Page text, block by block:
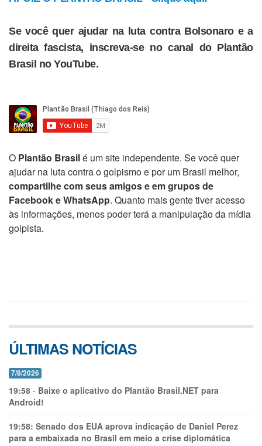
Se você quer ajudar na luta contra Bolsonaro e a
direita fascista, inscreva-se no canal do Plantão
Brasil no YouTube.
O Plantão Brasilé um site independente. Se você quer
ajudar na luta contra o golpismo e por um Brasil melhor,
compartilhe com seus amigos e em grupos de
Facebook e WhatsApp. Quanto mais gente tiver acesso
às informações, menos poder terá a manipulação da mídia
golpista.
ÚLTIMAS NOTÍCIAS
7/8/2026
19:58 - Baixe o aplicativo do Plantão Brasil.NET para
Android!
19:58: Senado dos EUA aprova indicação de Daniel Perez
para a embaixada no Brasil em meio a crise diplomática